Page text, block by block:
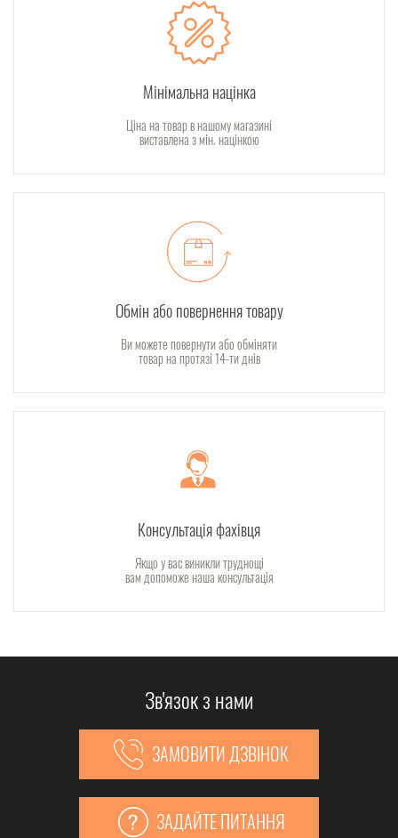
Мінімальна націнка
Ціна на товар в нашому магазині
виставлена з мін. націнкою
Обмін або повернення товару
Ви можете повернути або обміняти
товар на протязі 14-ти днів
Консультація фахівця
Якщо у вас виникли труднощі
вам допоможе наша консультація
Зв'язок з нами
ЗАМОВИТИ ДЗВІНОК
ЗАДАЙТЕ ПИТАННЯ